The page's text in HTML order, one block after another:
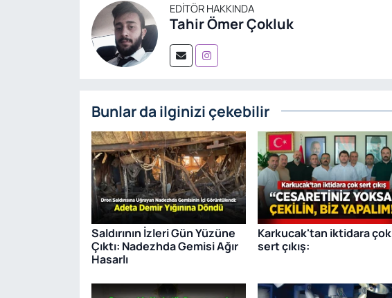
EDITÖR HAKKINDA
Tahir Ömer Çokluk
Bunlar da ilginizi çekebilir
Saldırının İzleri Gün Yüzüne
Çıktı: Nadezhda Gemisi Ağır
Hasarlı
Karkucak'tan iktidara çok
sert çıkış: